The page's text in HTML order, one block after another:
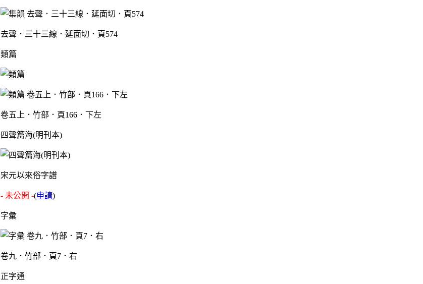
去聲．三十三線．延面切．頁574
類篇
卷五上．竹部．頁166．下左
四聲篇海(明刊本)
宋元以來俗字譜
- 未公開 -(申請)
字彙
卷九．竹部．頁7．右
正字通